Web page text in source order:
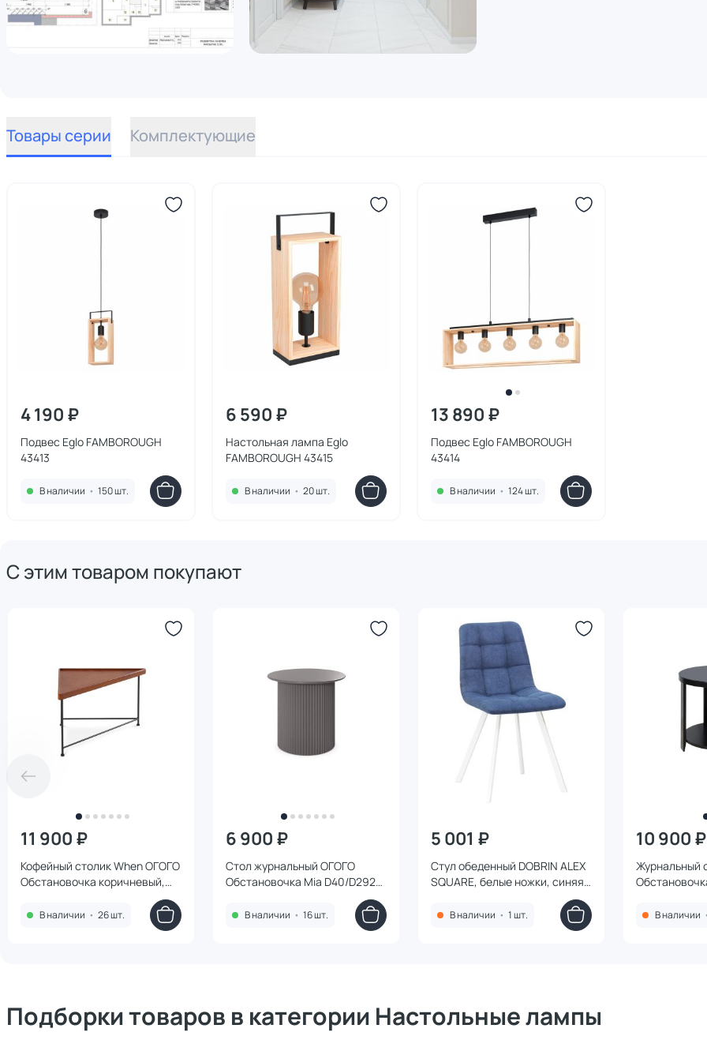
Товары серии Комплектующие
4 190 ₽
Подвес Eglo FAMBOROUGH
43413
В наличии • 150 шт.
6 590 ₽
Настольная лампа Eglo
FAMBOROUGH 43415
В наличии • 20 шт.
13 890 ₽
Подвес Eglo FAMBOROUGH
43414
В наличии • 124 шт.
С этим товаром покупают
11 900 ₽
Кофейный столик When ОГОГО
Обстановочка коричневый,
В наличии • 26 шт.
6 900 ₽
Стол журнальный ОГОГО
Обстановочка Mia D40/D292
В наличии • 16 шт.
5 001 ₽
Стул обеденный DOBRIN ALEX
SQUARE, белые ножки, синяя
ткань (UF860-14B) 8025-LML
ALEX SQUARE BD-1454511
В наличии • 1 шт.
10 900 ₽
Журнальный
В наличии •
Подборки товаров в категории Настольные лампы